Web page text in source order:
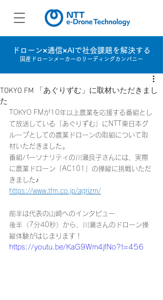
ドローン×通信×AIで社会課題を解決する
国産ドローンメーカーのリーディングカンパニー
TOKYO FM 「あぐりずむ」に取材いただきまし
た
TOKYO FMが10年以上農業を応援する番組とし
て放送している「あぐりずむ」にNTT東日本グ
ループとしての農業ドローンの取組について取
材いただきました。
番組パーソナリティの川瀬良子さんには、実際
に農業ドローン「AC101」の操縦に挑戦いただ
きました♪
https://www.tfm.co.jp/agrizm/
前半は代表の山崎へのインタビュー
後半（7分40秒）から、川瀬さんのドローン操
縦体験がはじまります！
https://youtu.be/KaG9Wm4jfNo?t=456